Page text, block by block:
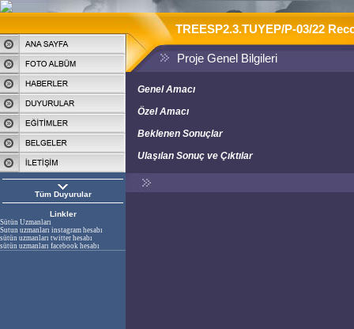
Tüm Duyurular
Linkler
Sütün Uzmanları
Sutun uzmanları instagram hesabı
sütün uzmanları twitter hesabı
sütün uzmanları facebook hesabı
TREESP2.3.TUYEP/P-03/22
Proje Genel Bilgileri
Genel Amacı
Özel Amacı
Beklenen Sonuçlar
Ulaşılan Sonuç ve Çıktılar